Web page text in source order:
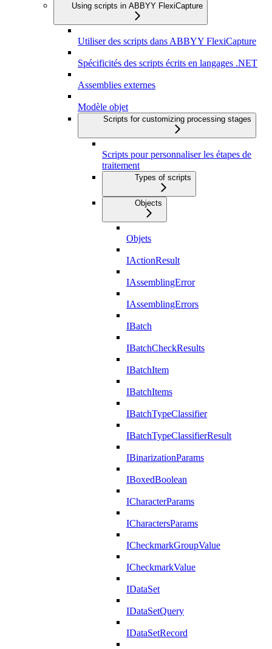
Using scripts in ABBYY FlexiCapture
Utiliser des scripts dans ABBYY FlexiCapture
Spécificités des scripts écrits en langages .NET
Assemblies externes
Modèle objet
Scripts for customizing processing stages
Scripts pour personnaliser les étapes de
traitement
Types of scripts
Objects
Objets
IActionResult
IAssemblingError
IAssemblingErrors
IBatch
IBatchCheckResults
IBatchItem
IBatchItems
IBatchTypeClassifier
IBatchTypeClassifierResult
IBinarizationParams
IBoxedBoolean
ICharacterParams
ICharactersParams
ICheckmarkGroupValue
ICheckmarkValue
IDataSet
IDataSetQuery
IDataSetRecord